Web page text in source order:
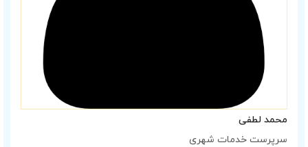
محمد لطفی
سرپرست خدمات شهری